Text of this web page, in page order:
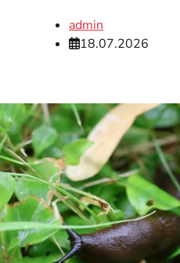
admin
18.07.2026